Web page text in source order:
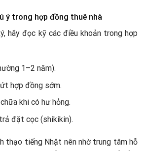
ý trong hợp đồng thuê nhà
hãy đọc kỹ các điều khoản trong hợp
1–2 năm).
hợp đồng sớm.
khi có hư hỏng.
đặt cọc (shikikin).
thạo tiếng Nhật nên nhờ trung tâm hỗ